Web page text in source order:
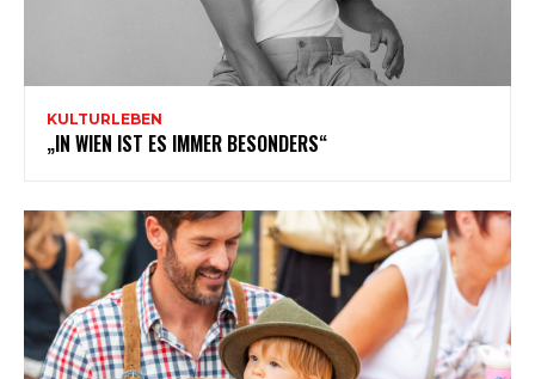
KULTURLEBEN
„IN WIEN IST ES IMMER BESONDERS“